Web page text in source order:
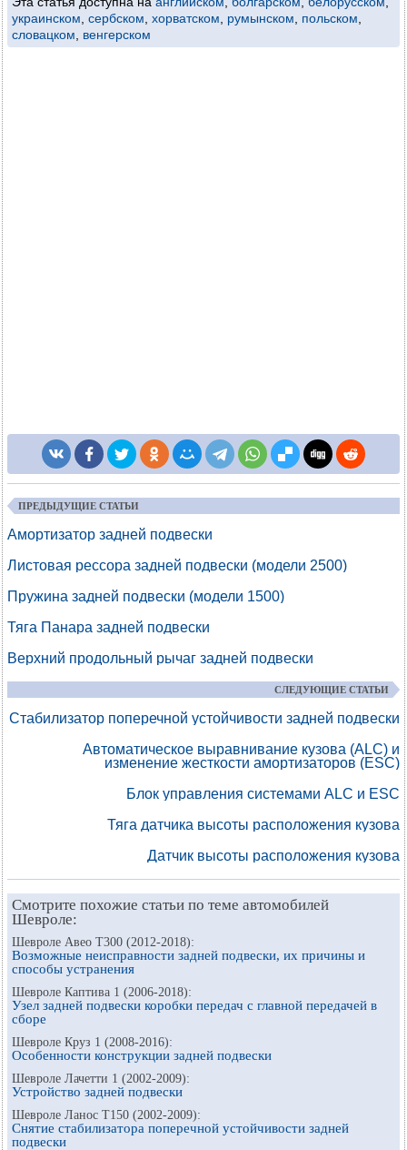
украинском сербском хорватском румынском польском
словацком
венгерском
ПРЕДЫДУЩИЕ СТАТЬИ
Амортизатор задней подвески
Листовая рессора задней подвески (модели 2500)
Пружина задней подвески (модели 1500)
Тяга Панара задней подвески
Верхний продольный рычаг задней подвески
СЛЕДУЮЩИЕ СТАТЬИ
Стабилизатор поперечной устойчивости задней подвески
Автоматическое выравнивание кузова (ALC) и
изменение жесткости амортизаторов (ESC)
Блок управления системами ALC и ESC
Тяга датчика высоты расположения кузова
Датчик высоты расположения кузова
Смотрите похожие статьи по теме автомобилей
Шевроле:
Шевроле Авео Т300 (2012-2018):
Возможные неисправности задней подвески, их причины и
способы устранения
Шевроле Каптива 1 (2006-2018):
Узел задней подвески коробки передач с главной передачей в
сборе
Шевроле Круз 1 (2008-2016):
Особенности конструкции задней подвески
Шевроле Лачетти 1 (2002-2009):
Устройство задней подвески
Шевроле Ланос Т150 (2002-2009):
Снятие стабилизатора поперечной устойчивости задней
подвески